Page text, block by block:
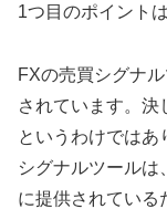
1つ目のポイント
FXの売買シグナ
されています。決
というわけではあ
シグナルツールは、
に提供されている